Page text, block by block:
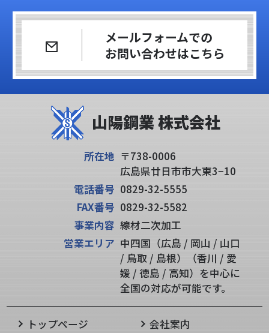
メールフォームでの
お問い合わせはこちら
所在地 〒738-0006
広島県廿日市市大東3−10
電話番号 0829-32-5555
FAX番号 0829-32-5582
事業内容 線材二次加工
営業エリア 中四国（広島 / 岡山 / 山口
/ 鳥取 / 島根）（香川 / 愛
媛 / 徳島 / 高知）を中心に
全国の対応が可能です。
トップページ 会社案内